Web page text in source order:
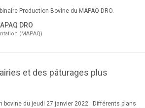
Production Bovine du MAPAQ DRO.
DRO
(MAPAQ)
et des pâturages plus
bovine du jeudi 27 janvier 2022. Différents plans